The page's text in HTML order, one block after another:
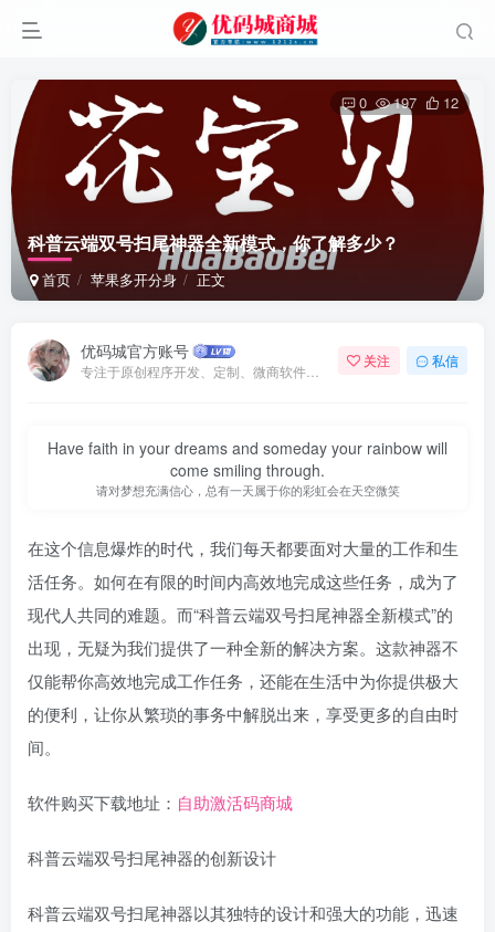
科普云端双号扫尾神器全新模式，你了解多少？
首页 苹果多开分身 正文
0 197 12
优码城官方账号 关注 私信
Have faith in your dreams and someday your rainbow will
come smiling through.
请对梦想充满信心，总有一天属于你的彩虹会在天空微笑
在这个信息爆炸的时代，我们每天都要面对大量的工作和生
活任务。如何在有限的时间内高效地完成这些任务，成为了
现代人共同的难题。而“科普云端双号扫尾神器全新模式”的
出现，无疑为我们提供了一种全新的解决方案。这款神器不
仅能帮你高效地完成工作任务，还能在生活中为你提供极大
的便利，让你从繁琐的事务中解脱出来，享受更多的自由时
间。
软件购买下载地址： 自助激活码商城
科普云端双号扫尾神器的创新设计
科普云端双号扫尾神器以其独特的设计和强大的功能，迅速